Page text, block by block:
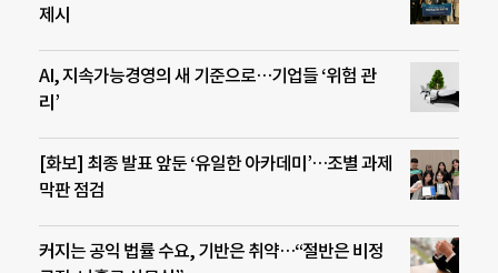
제시
AI, 지속가능경영의 새 기준으로…기업들 ‘위험 관
리’
[화보] 최종 발표 앞둔 ‘유일한 아카데미’…조별 과제
막판 점검
커지는 공익 법률 수요, 기반은 취약…“절반은 비정